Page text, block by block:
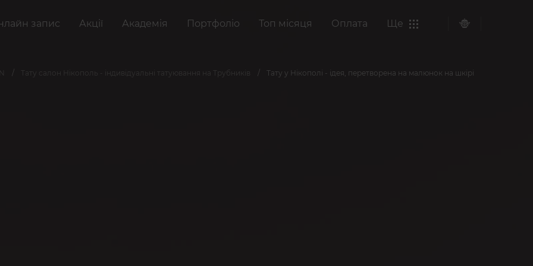
запис Акції Академія Портфоліо Топ місяця Оплата Ще
Тату салон Нікополь - індивідуальні татуювання на Трубників Тату у Нікополі - ідея, перетворена на малюнок на шкірі